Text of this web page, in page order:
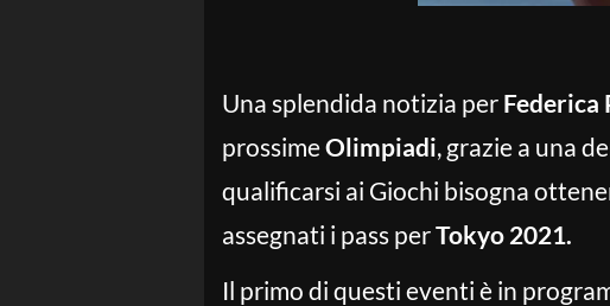
Una splendida notizia per Federica
prossimeOlimpiadi, grazie a una
qualificarsi ai Giochi bisogna
assegnati i pass perTokyo 2021.
Il primo di questi eventi è in